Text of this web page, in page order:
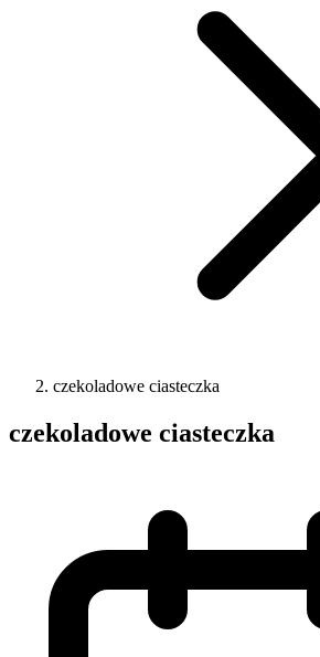
czekoladowe ciasteczka
czekoladowe ciasteczka